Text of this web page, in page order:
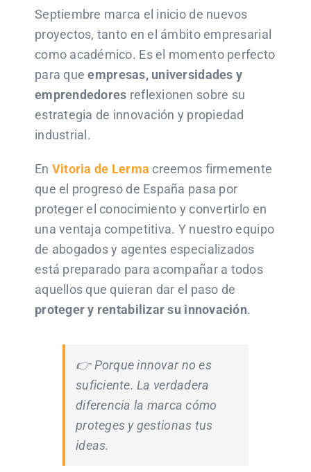
Septiembre marca el inicio de nuevos
proyectos, tanto en el ámbito empresarial
como académico. Es el momento perfecto
para queempresas, universidades y
emprendedores reflexionen sobre su
estrategia de innovación y propiedad
industrial.
En Vitoria de Lerma creemos firmemente
que el progreso de España pasa por
proteger el conocimiento y convertirlo en
una ventaja competitiva. Y nuestro equipo
de abogados y agentes especializados
está preparado para acompañar a todos
aquellos que quieran dar el paso de
proteger y rentabilizar su innovación.
👉 Porque innovar no es
suficiente. La verdadera
diferencia la marca cómo
proteges y gestionas tus
ideas.